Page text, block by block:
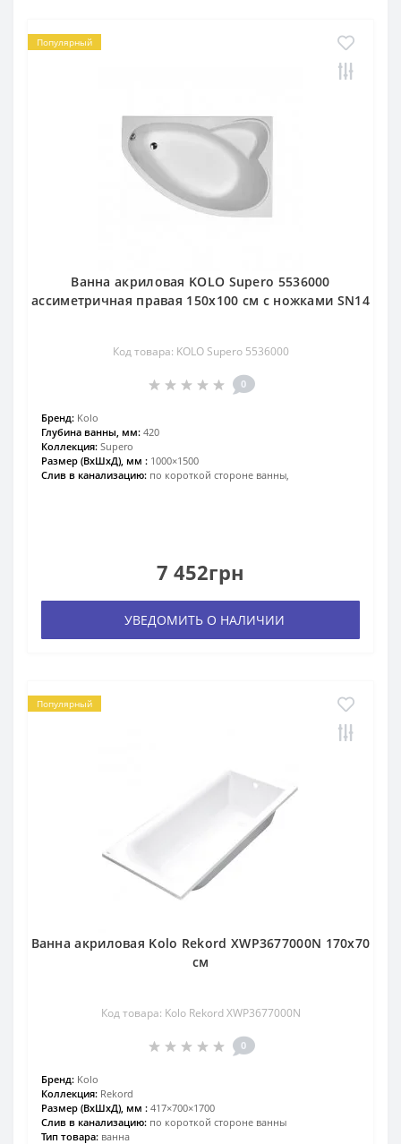
Популярный
Ванна акриловая KOLO Supero 5536000
ассиметричная правая 150x100 см с ножками SN14
Код товара: KOLO Supero 5536000
0
Бренд: Kolo
Глубина ванны, мм: 420
Коллекция: Supero
Размер (ВхШхД), мм : 1000×1500
Слив в канализацию: по короткой стороне ванны,
7 452грн
УВЕДОМИТЬ О НАЛИЧИИ
Популярный
Ванна акриловая Kolo Rekord XWP3677000N 170x70
см
Код товара: Kolo Rekord XWP3677000N
0
Бренд: Kolo
Коллекция: Rekord
Размер (ВхШхД), мм : 417×700×1700
Слив в канализацию: по короткой стороне ванны
Тип товара: ванна